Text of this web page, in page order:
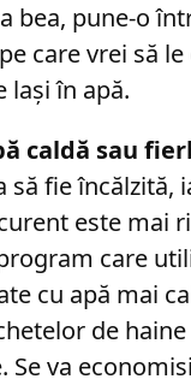
bea, pune-o
care vrei să
lași în apă.
caldă sau
fie încălzită,
este mai
care
cu apă mai
de
va